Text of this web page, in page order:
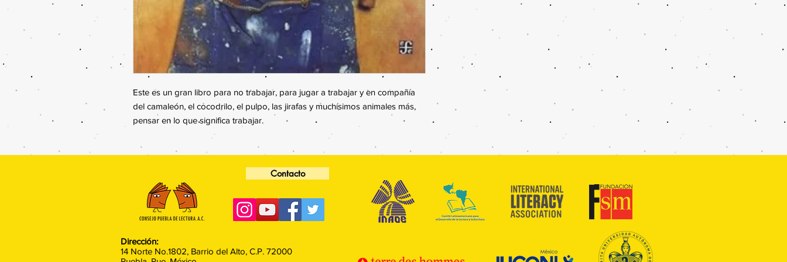
Este es un gran libro para no trabajar, para jugar a trabajar y en compañía
del camaleón, el cocodrilo, el pulpo, las jirafas y muchísimos animales más,
pensar en lo que significa trabajar.
Contacto
Dirección:
14 Norte No.1802, Barrio del Alto, C.P. 72000